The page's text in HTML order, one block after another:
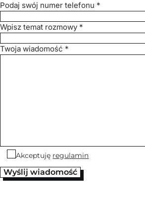
Podaj swój numer telefonu *
Wpisz temat rozmowy *
Twoja wiadomość *
Akceptuję regulamin